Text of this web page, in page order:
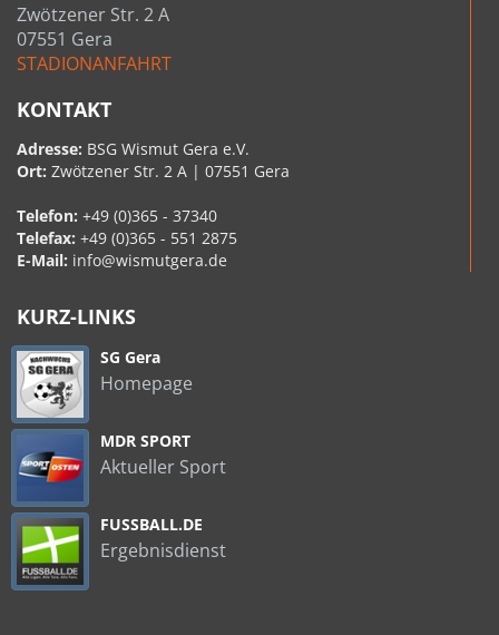
Zwötzener Str. 2 A
07551 Gera
STADIONANFAHRT
KONTAKT
Adresse: BSG Wismut Gera e.V.
Ort: Zwötzener Str. 2 A | 07551 Gera
Telefon: +49 (0)365 - 37340
Telefax: +49 (0)365 - 551 2875
E-Mail: info@wismutgera.de
KURZ-LINKS
SG Gera
Homepage
MDR SPORT
Aktueller Sport
FUSSBALL.DE
Ergebnisdienst